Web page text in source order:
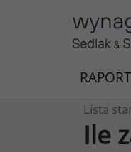
Lista
Ile